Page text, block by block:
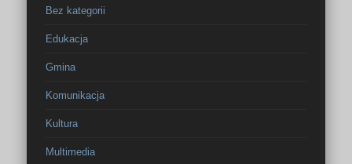
Bez kategorii
Edukacja
Gmina
Komunikacja
Kultura
Multimedia